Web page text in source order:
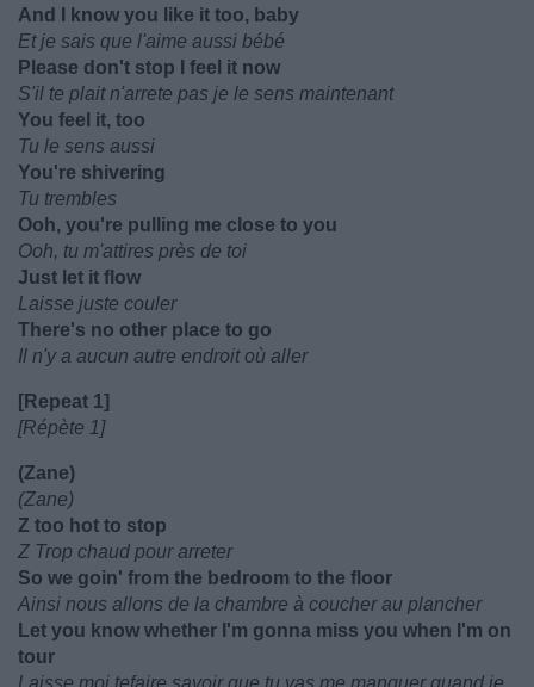
And I know you like it too, baby
Et je sais que l'aime aussi bébé
Please don't stop I feel it now
S'il te plait n'arrete pas je le sens maintenant
You feel it, too
Tu le sens aussi
You're shivering
Tu trembles
Ooh, you're pulling me close to you
Ooh, tu m'attires près de toi
Just let it flow
Laisse juste couler
There's no other place to go
Il n'y a aucun autre endroit où aller
[Repeat 1]
[Répète 1]
(Zane)
(Zane)
Z too hot to stop
Z Trop chaud pour arreter
So we goin' from the bedroom to the floor
Ainsi nous allons de la chambre à coucher au plancher
Let you know whether I'm gonna miss you when I'm on
tour
Laisse moi tefaire savoir que tu vas me manquer quand je